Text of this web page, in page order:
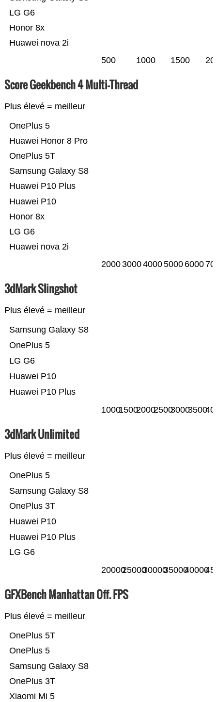
Huawei nova 2i
Honor 8x
LG G6
500 1000 1500
Score Geekbench 4 Multi-Thread
Plus élevé = meilleur
Huawei nova 2i
LG G6
Honor 8x
Huawei P10
Huawei P10 Plus
Samsung Galaxy S8
OnePlus 5T
Huawei Honor 8 Pro
OnePlus 5
2000300040005000 6000
3dMark Slingshot
Plus élevé = meilleur
Huawei P10 Plus
Huawei P10
LG G6
OnePlus 5
Samsung Galaxy S8
100015002000250030003500
3dMark Unlimited
Plus élevé = meilleur
LG G6
Huawei P10 Plus
Huawei P10
OnePlus 3T
Samsung Galaxy S8
OnePlus 5
2000025000300003500040000
GFXBench Manhattan Off. FPS
Plus élevé = meilleur
Xiaomi Mi 5
OnePlus 3T
Samsung Galaxy S8
OnePlus 5
OnePlus 5T